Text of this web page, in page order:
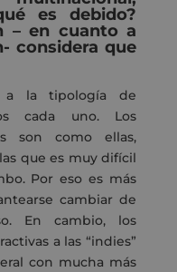
es debido?
– en cuanto a
considera que
la tipología de
cada uno.Los
son como ellas,
que es muy difícil
Por esoes más
cambiar de
En cambio, los
a las “indies”
con mucha más